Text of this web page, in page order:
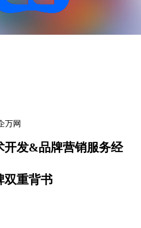
万网
开发&品牌营销服务经
双重背书